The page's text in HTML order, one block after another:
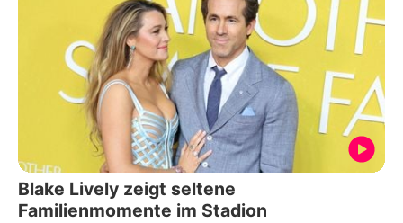
Blake Lively zeigt seltene
Familienmomente im Stadion